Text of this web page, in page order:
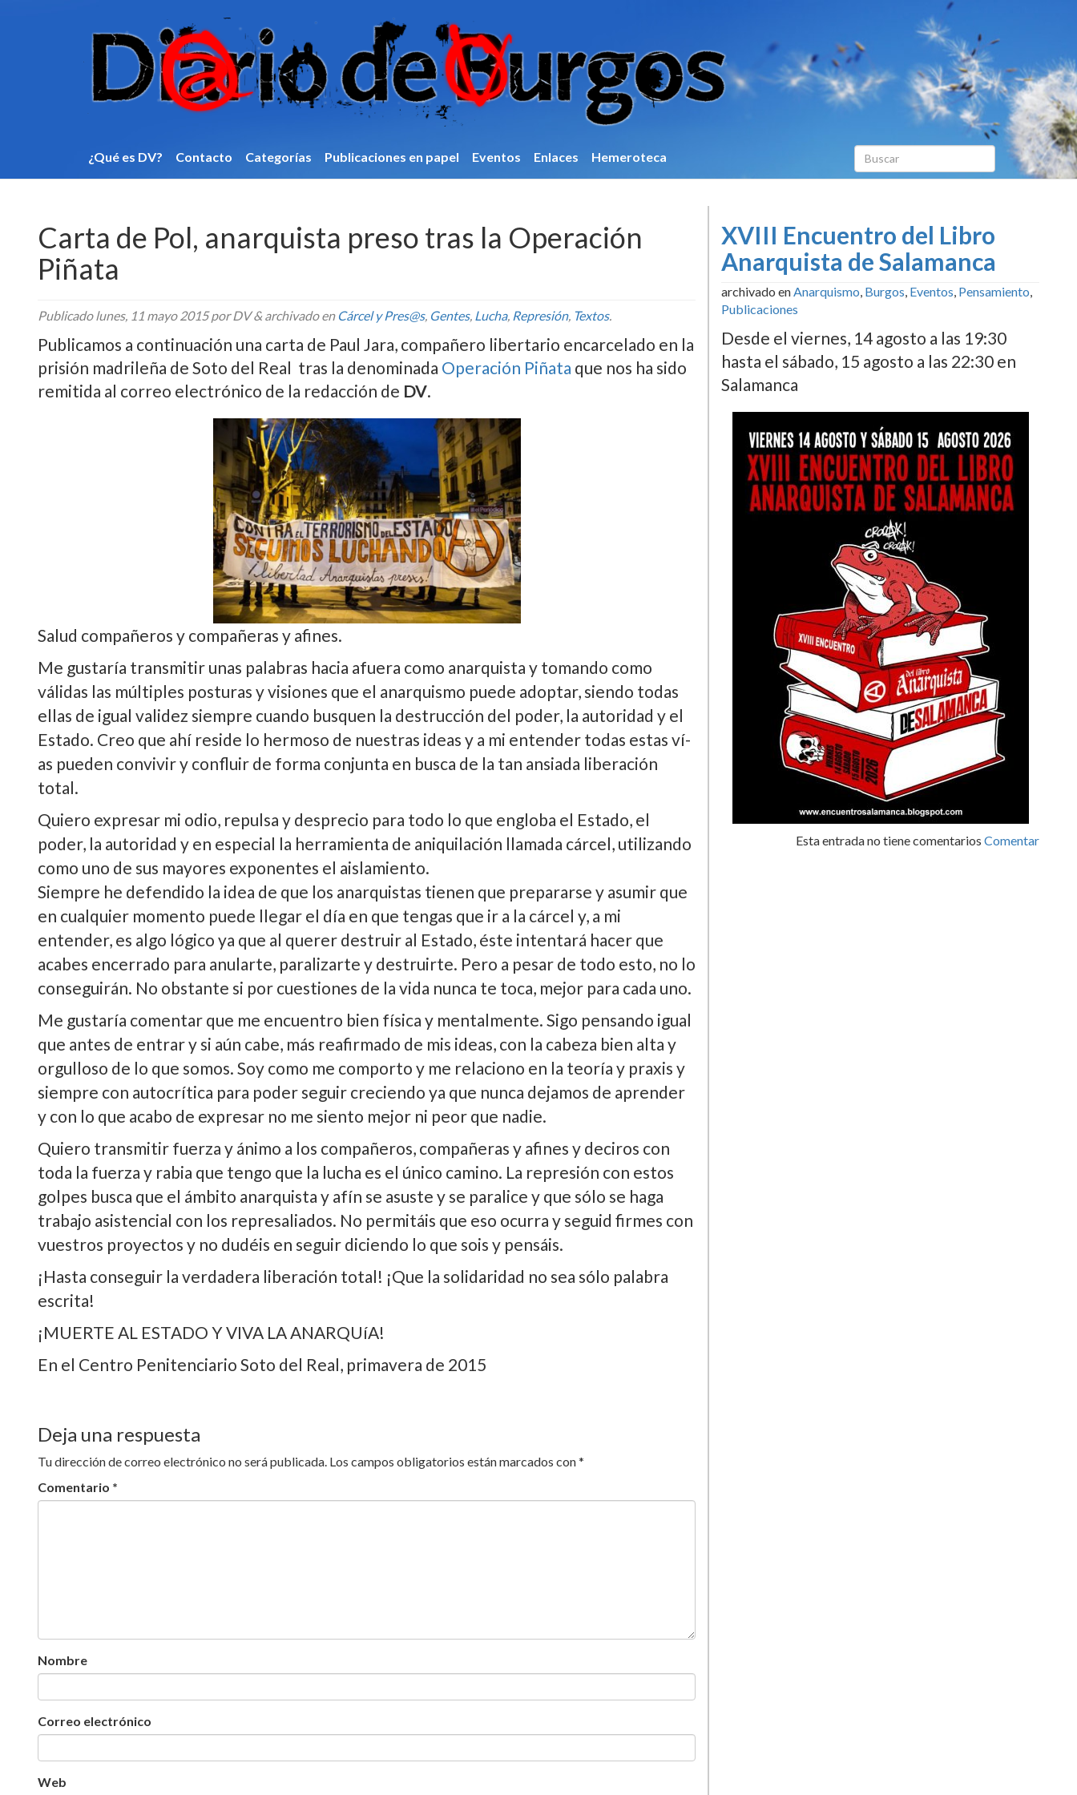
¿Qué es DV? Contacto Categorí­as Publicaciones en papel Eventos Enlaces Hemeroteca
Carta de Pol, anarquista preso tras la Operación
Piñata
Publicadolunes, 11 mayo 2015por DV&archivado en Cárcel y Pres@s, Gentes, Lucha, Represión, Textos.
Publicamos a continuación una carta de Paul Jara, compañero libertario encarcelado en la
prisión madrileña de Soto del Real tras la denominada Operación Piñata que nos ha sido
remitida al correo electrónico de la redacción de DV.
Salud compañeros y compañeras y afines.
Me gustarí­a transmitir unas palabras hacia afuera como anarquista y tomando como
válidas las múltiples posturas y visiones que el anarquismo puede adoptar, siendo todas
ellas de igual validez siempre cuando busquen la destrucción del poder, la autoridad y el
Estado. Creo que ahí­ reside lo hermoso de nuestras ideas y a mi entender todas estas ví­
as pueden convivir y confluir de forma conjunta en busca de la tan ansiada liberación
total.
Quiero expresar mi odio, repulsa y desprecio para todo lo que engloba el Estado, el
poder, la autoridad y en especial la herramienta de aniquilación llamada cárcel, utilizando
como uno de sus mayores exponentes el aislamiento.
Siempre he defendido la idea de que los anarquistas tienen que prepararse y asumir que
en cualquier momento puede llegar el dí­a en que tengas que ir a la cárcel y, a mi
entender, es algo lógico ya que al querer destruir al Estado, éste intentará hacer que
acabes encerrado para anularte, paralizarte y destruirte. Pero a pesar de todo esto, no lo
conseguirán. No obstante si por cuestiones de la vida nunca te toca, mejor para cada uno.
Me gustarí­a comentar que me encuentro bien fí­sica y mentalmente. Sigo pensando igual
que antes de entrar y si aún cabe, más reafirmado de mis ideas, con la cabeza bien alta y
orgulloso de lo que somos. Soy como me comporto y me relaciono en la teorí­a y praxis y
siempre con autocrí­tica para poder seguir creciendo ya que nunca dejamos de aprender
y con lo que acabo de expresar no me siento mejor ni peor que nadie.
Quiero transmitir fuerza y ánimo a los compañeros, compañeras y afines y deciros con
toda la fuerza y rabia que tengo que la lucha es el único camino. La represión con estos
golpes busca que el ámbito anarquista y afí­n se asuste y se paralice y que sólo se haga
trabajo asistencial con los represaliados. No permitáis que eso ocurra y seguid firmes con
vuestros proyectos y no dudéis en seguir diciendo lo que sois y pensáis.
¡Hasta conseguir la verdadera liberación total! ¡Que la solidaridad no sea sólo palabra
escrita!
¡MUERTE AL ESTADO Y VIVA LA ANARQUíA!
En el Centro Penitenciario Soto del Real, primavera de 2015
Deja una respuesta
Tu dirección de correo electrónico no será publicada. Los campos obligatorios están marcados con*
Comentario *
Nombre
Correo electrónico
Web
XVIII Encuentro del Libro
Anarquista de Salamanca
archivado enAnarquismo, Burgos, Eventos, Pensamiento,
Publicaciones
Desde el viernes, 14 agosto a las 19:30
hasta el sábado, 15 agosto a las 22:30 en
Salamanca
Esta entrada no tiene comentarios Comentar